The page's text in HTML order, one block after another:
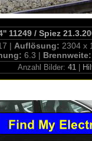
11249 / Spiez
| Auflösung: 2304 x
6.3 | Brennweite:
Anzahl Bilder: 41